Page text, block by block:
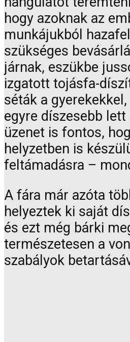
hogy azoknak az
munkájukból
szükséges
járnak, eszükbe
izgatott tojásfa-
séták a
egyre díszesebb lett
üzenet is fontos,
helyzetben is
feltámadásra –
A fára már azóta
helyeztek ki saját
és ezt még bárki
természetesen a
szabályok